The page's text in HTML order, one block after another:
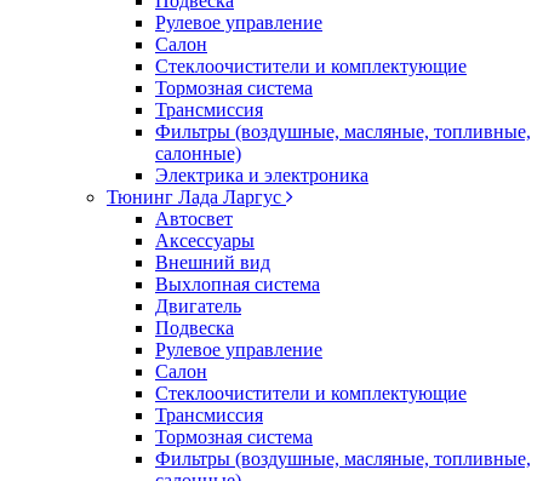
Рулевое управление
Салон
Стеклоочистители и комплектующие
Тормозная система
Трансмиссия
Фильтры (воздушные, масляные, топливные,
салонные)
Электрика и электроника
Тюнинг Лада Ларгус
Автосвет
Аксессуары
Внешний вид
Выхлопная система
Двигатель
Подвеска
Рулевое управление
Салон
Стеклоочистители и комплектующие
Трансмиссия
Тормозная система
Фильтры (воздушные, масляные, топливные,